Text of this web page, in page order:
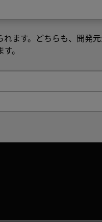
ます。どちらも、開発
。